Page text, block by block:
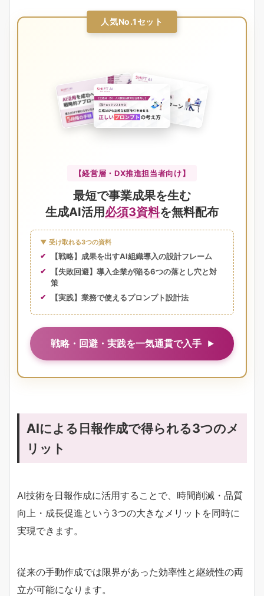
人気No.1セット
【経営層・DX推進担当者向け】
最短で事業成果を生む
生成AI活用必須3資料を無料配布
▼ 受け取れる3つの資料
【戦略】成果を出すAI組織導入の設計フレーム
【失敗回避】導入企業が陥る6つの落とし穴と対
策
【実践】業務で使えるプロンプト設計法
戦略・回避・実践を一気通貫で入手
AIによる日報作成で得られる3つのメ
リット
AI技術を日報作成に活用することで、時間削減・品質
向上・成長促進という3つの大きなメリットを同時に
実現できます。
従来の手動作成では限界があった効率性と継続性の両
立が可能になります。